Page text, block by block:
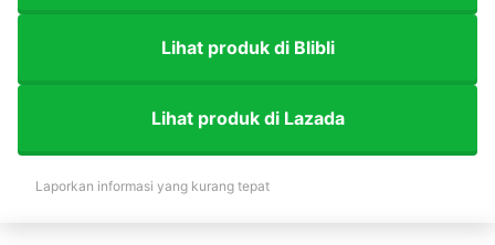
Lihat produk di Blibli
Lihat produk di Lazada
Laporkan informasi yang kurang tepat